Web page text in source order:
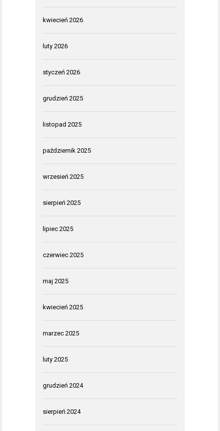
kwiecień 2026
luty 2026
styczeń 2026
grudzień 2025
listopad 2025
październik 2025
wrzesień 2025
sierpień 2025
lipiec 2025
czerwiec 2025
maj 2025
kwiecień 2025
marzec 2025
luty 2025
grudzień 2024
sierpień 2024